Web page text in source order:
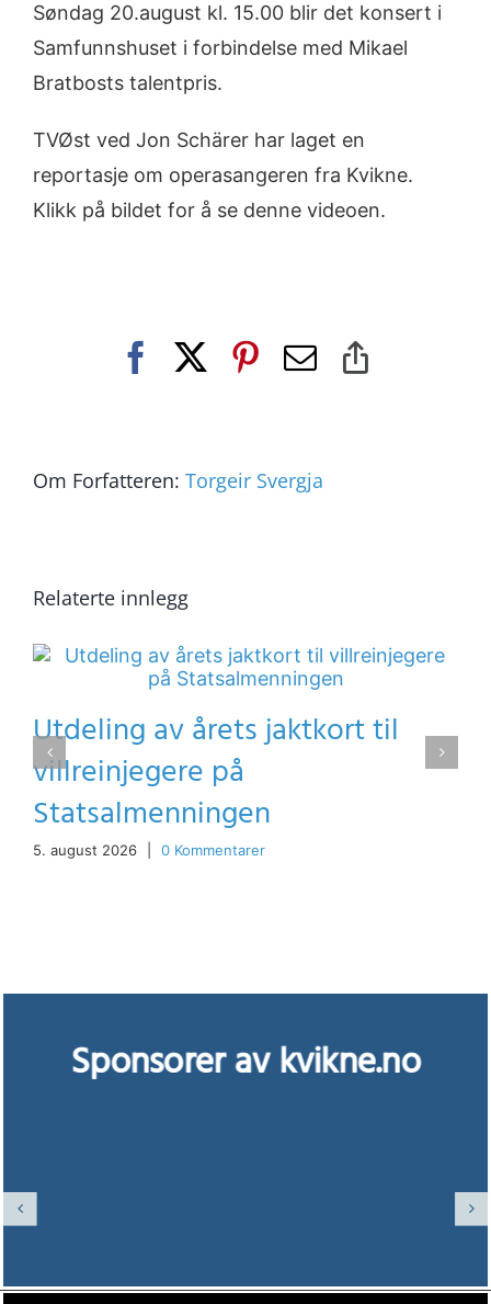
Søndag 20.august kl. 15.00 blir det konsert i
Samfunnshuset i forbindelse med Mikael
Bratbosts talentpris.
TVØst ved Jon Schärer har laget en
reportasje om operasangeren fra Kvikne.
Klikk på bildet for å se denne videoen.
Facebook Pinterest
E-
Om Forfatteren: Torgeir Svergja
Relaterte innlegg
Utdeling av årets jaktkort til
villreinjegere på
Statsalmenningen
5. august 2026 0 Kommentarer
Sponsorer av kvikne.no